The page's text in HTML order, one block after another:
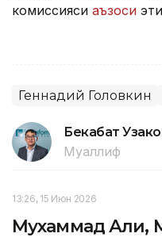
комиссияси аъзоси
Геннадий Головкин
Бекабат
Муаллиф
13:26, 15 Июн 2026
Мухаммад Али,